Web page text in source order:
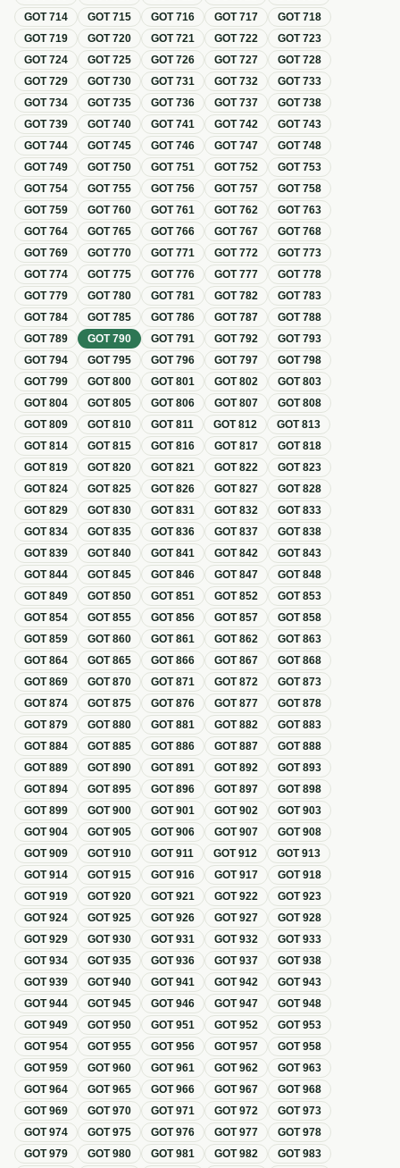
GOT714 GOT715 GOT716 GOT717 GOT718
GOT719 GOT720 GOT721 GOT722 GOT723
GOT724 GOT725 GOT726 GOT727 GOT728
GOT729 GOT730 GOT731 GOT732 GOT733
GOT734 GOT735 GOT736 GOT737 GOT738
GOT739 GOT740 GOT741 GOT742 GOT743
GOT744 GOT745 GOT746 GOT747 GOT748
GOT749 GOT750 GOT751 GOT752 GOT753
GOT754 GOT755 GOT756 GOT757 GOT758
GOT759 GOT760 GOT761 GOT762 GOT763
GOT764 GOT765 GOT766 GOT767 GOT768
GOT769 GOT770 GOT771 GOT772 GOT773
GOT774 GOT775 GOT776 GOT777 GOT778
GOT779 GOT780 GOT781 GOT782 GOT783
GOT784 GOT785 GOT786 GOT787 GOT788
GOT789 GOT790 GOT791 GOT792 GOT793
GOT794 GOT795 GOT796 GOT797 GOT798
GOT799 GOT800 GOT801 GOT802 GOT803
GOT804 GOT805 GOT806 GOT807 GOT808
GOT809 GOT810 GOT811 GOT812 GOT813
GOT814 GOT815 GOT816 GOT817 GOT818
GOT819 GOT820 GOT821 GOT822 GOT823
GOT824 GOT825 GOT826 GOT827 GOT828
GOT829 GOT830 GOT831 GOT832 GOT833
GOT834 GOT835 GOT836 GOT837 GOT838
GOT839 GOT840 GOT841 GOT842 GOT843
GOT844 GOT845 GOT846 GOT847 GOT848
GOT849 GOT850 GOT851 GOT852 GOT853
GOT854 GOT855 GOT856 GOT857 GOT858
GOT859 GOT860 GOT861 GOT862 GOT863
GOT864 GOT865 GOT866 GOT867 GOT868
GOT869 GOT870 GOT871 GOT872 GOT873
GOT874 GOT875 GOT876 GOT877 GOT878
GOT879 GOT880 GOT881 GOT882 GOT883
GOT884 GOT885 GOT886 GOT887 GOT888
GOT889 GOT890 GOT891 GOT892 GOT893
GOT894 GOT895 GOT896 GOT897 GOT898
GOT899 GOT900 GOT901 GOT902 GOT903
GOT904 GOT905 GOT906 GOT907 GOT908
GOT909 GOT910 GOT911 GOT912 GOT913
GOT914 GOT915 GOT916 GOT917 GOT918
GOT919 GOT920 GOT921 GOT922 GOT923
GOT924 GOT925 GOT926 GOT927 GOT928
GOT929 GOT930 GOT931 GOT932 GOT933
GOT934 GOT935 GOT936 GOT937 GOT938
GOT939 GOT940 GOT941 GOT942 GOT943
GOT944 GOT945 GOT946 GOT947 GOT948
GOT949 GOT950 GOT951 GOT952 GOT953
GOT954 GOT955 GOT956 GOT957 GOT958
GOT959 GOT960 GOT961 GOT962 GOT963
GOT964 GOT965 GOT966 GOT967 GOT968
GOT969 GOT970 GOT971 GOT972 GOT973
GOT974 GOT975 GOT976 GOT977 GOT978
GOT979 GOT980 GOT981 GOT982 GOT983